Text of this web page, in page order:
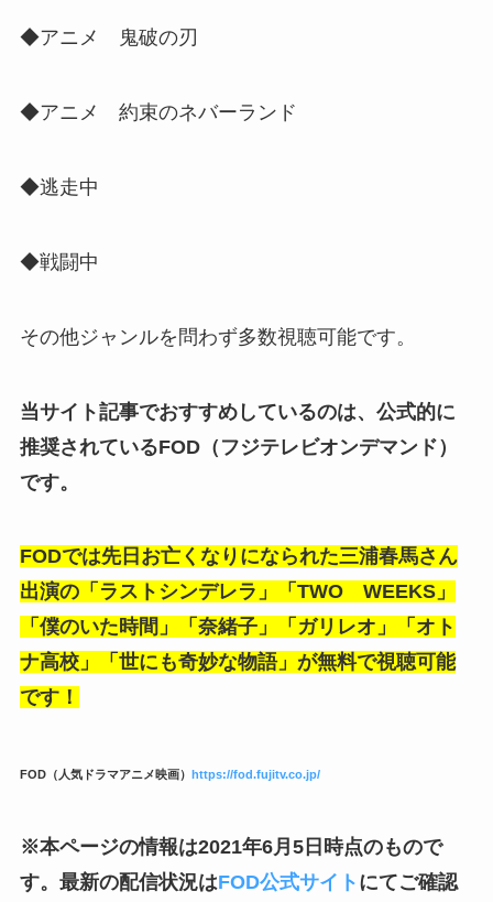
◆アニメ 鬼破の刃
◆アニメ 約束のネバーランド
◆逃走中
◆戦闘中
その他ジャンルを問わず多数視聴可能です。
当サイト記事でおすすめしているのは、公式的に
推奨されているFOD（フジテレビオンデマンド）
です。
FODでは先日お亡くなりになられた三浦春馬さん
出演の「ラストシンデレラ」「TWO WEEKS」
「僕のいた時間」「奈緒子」「ガリレオ」「オト
ナ高校」「世にも奇妙な物語」が無料で視聴可能
です！
FOD（人気ドラマアニメ映画） https://fod.fujitv.co.jp/
※本ページの情報は2021年6月5日時点のもので
す。最新の配信状況はFOD公式サイト にてご確認